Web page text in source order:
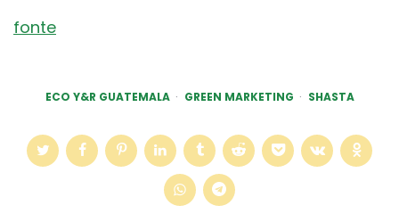
fonte
ECO Y&R GUATEMALA GREEN MARKETING SHASTA